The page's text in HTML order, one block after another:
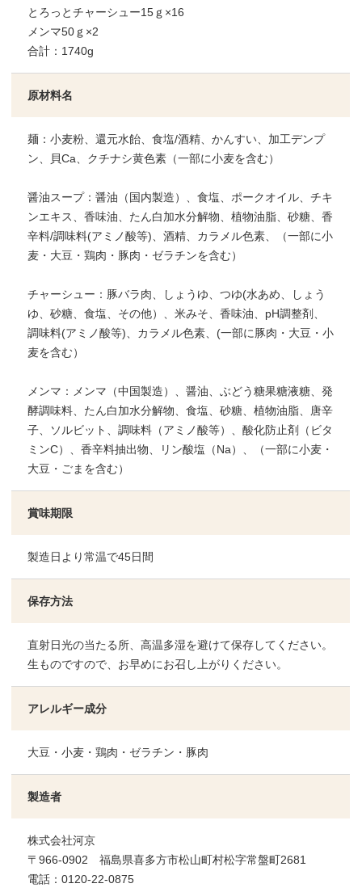
とろっとチャーシュー15ｇ×16
メンマ50ｇ×2
合計：1740g
原材料名
麺：小麦粉、還元水飴、食塩/酒精、かんすい、加工デンプ
ン、貝Ca、クチナシ黄色素（一部に小麦を含む）
醤油スープ：醤油（国内製造）、食塩、ポークオイル、チキ
ンエキス、香味油、たん白加水分解物、植物油脂、砂糖、香
辛料/調味料(アミノ酸等)、酒精、カラメル色素、（一部に小
麦・大豆・鶏肉・豚肉・ゼラチンを含む）
チャーシュー：豚バラ肉、しょうゆ、つゆ(水あめ、しょう
ゆ、砂糖、食塩、その他）、米みそ、香味油、pH調整剤、
調味料(アミノ酸等)、カラメル色素、(一部に豚肉・大豆・小
麦を含む）
メンマ：メンマ（中国製造）、醤油、ぶどう糖果糖液糖、発
酵調味料、たん白加水分解物、食塩、砂糖、植物油脂、唐辛
子、ソルビット、調味料（アミノ酸等）、酸化防止剤（ビタ
ミンC）、香辛料抽出物、リン酸塩（Na）、（一部に小麦・
大豆・ごまを含む）
賞味期限
製造日より常温で45日間
保存方法
直射日光の当たる所、高温多湿を避けて保存してください。
生ものですので、お早めにお召し上がりください。
アレルギー成分
大豆・小麦・鶏肉・ゼラチン・豚肉
製造者
株式会社河京
〒966-0902 福島県喜多方市松山町村松字常盤町2681
電話：0120-22-0875